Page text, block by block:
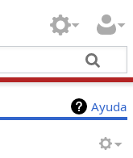
Ayuda